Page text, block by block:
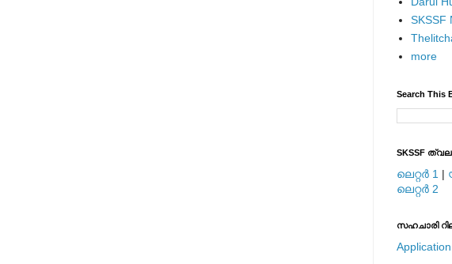
SKSSF
more
Search This
SKSSF
ലെറ്റര്‍ 1 |
ലെറ്റര്‍ 2
സഹചാരി